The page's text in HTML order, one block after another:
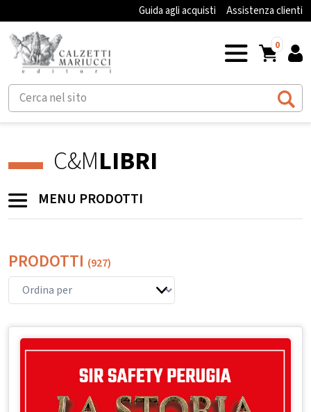
Guida agli acquisti Assistenza clienti
0
C&MLIBRI
MENU PRODOTTI
PRODOTTI (927)